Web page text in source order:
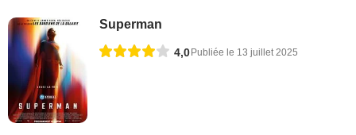
Superman
4,0Publiée le 13 juillet 2025